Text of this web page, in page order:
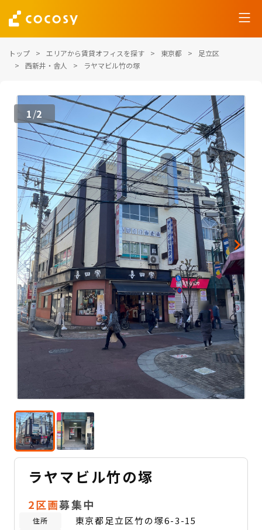
トップ エリアから賃貸オフィスを探す 東京都
足立区
西新井・舎人
ラヤマビル竹の塚
1/2
ラヤマビル竹の塚
2区画募集中
住所 東京都足立区竹の塚6-3-15